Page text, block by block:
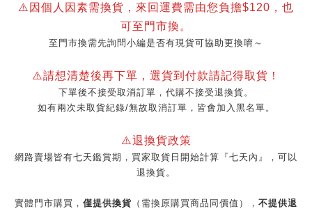
⚠️因個人因素需換貨，來回運費需由您負擔$120，也
可至門市換。
至門市換需先詢問小編是否有現貨可協助更換唷～
⚠️請想清楚後再下單，選貨到付款請記得取貨！
下單後不接受取消訂單，代購不接受退換貨。
如有兩次未取貨紀錄/無故取消訂單，皆會加入黑名單。
⚠️退換貨政策
網路賣場皆有七天鑑賞期，買家取貨日開始計算『七天內』，可以
退換貨。
實體門市購買， 僅提供換貨 （需換原購買商品同價值）， 不提供退